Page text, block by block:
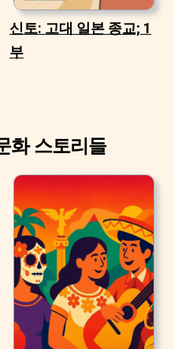
신토: 고대 일본 종교; 1
부
화 스토리들